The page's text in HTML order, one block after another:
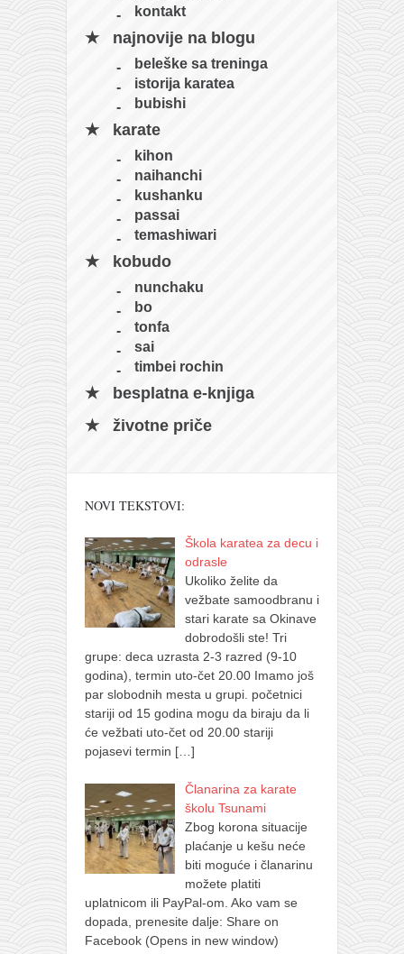
kontakt
najnovije na blogu
beleške sa treninga
istorija karatea
bubishi
karate
kihon
naihanchi
kushanku
passai
temashiwari
kobudo
nunchaku
bo
tonfa
sai
timbei rochin
besplatna e-knjiga
životne priče
NOVI TEKSTOVI:
Škola karatea za decu i
odrasle
Ukoliko želite da
vežbate samoodbranu i
stari karate sa Okinave
dobrodošli ste! Tri
grupe: deca uzrasta 2-3 razred (9-10
godina), termin uto-čet 20.00 Imamo još
par slobodnih mesta u grupi. početnici
stariji od 15 godina mogu da biraju da li
će vežbati uto-čet od 20.00 stariji
pojasevi termin […]
Članarina za karate
školu Tsunami
Zbog korona situacije
plaćanje u kešu neće
biti moguće i članarinu
možete platiti
uplatnicom ili PayPal-om. Ako vam se
dopada, prenesite dalje: Share on
Facebook (Opens in new window)